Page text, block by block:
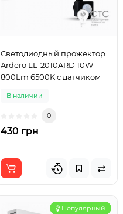
Светодиодный прожектор
Ardero LL-2010ARD 10W
800Lm 6500K с датчиком
В наличии
0
430 грн
Популярный